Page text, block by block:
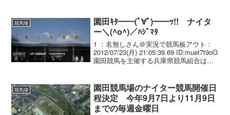
競馬場
園田ｷﾀ━━(ﾟ∀ﾟ)━━ｯ!! ナイタ
ー＼(^o^)／ﾊｼﾞﾏﾀ
1 ：名無しさん＠実況で競馬板アウト：
2012/07/23(月) 21:05:39.69 ID:muet7t9oO
園田競馬を主催する兵庫県競馬組合はき
金曜ナイター」で、...
競馬場
園田競馬場のナイター競馬開催日
程決定 今年9月7日より11月9日
までの毎週金曜日